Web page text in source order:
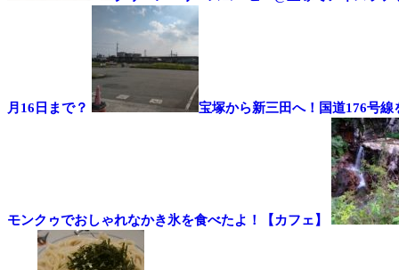
月16日まで？ 宝塚から新三田へ！国道176号
モンクゥでおしゃれなかき氷を食べたよ！【カフェ】